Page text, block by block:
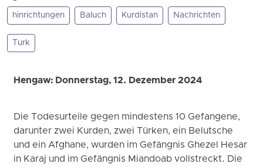
hinrichtungen Baluch Kurdistan Nachrichten
Turk
Hengaw: Donnerstag, 12. Dezember 2024
Die Todesurteile gegen mindestens 10 Gefangene,
darunter zwei Kurden, zwei Türken, ein Belutsche
und ein Afghane, wurden im Gefängnis Ghezel Hesar
in Karaj und im Gefängnis Miandoab vollstreckt. Die